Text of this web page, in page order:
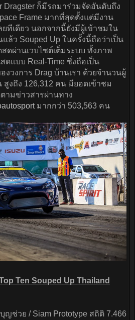
Dragster ก็มีรถมาร่วมจัดอันดับถึง
Frame มากที่สุดตั้งแต่มีงาน
ยทีเดียว นอกจากนี้ยังมีผู้เข้าชมใน
ล้ว Souped Up ในครั้งนี้ถือว่าเป็น
ดผ่านเวบไซต์เต็มระบบ ทั้งภาพ
ดแบบ Real-Time ซึ่งถือเป็น
วงการ Drag บ้านเรา ด้วยจำนวนผู้
สูงถึง 126,312 คน มียอดเข้าชม
ามข่าวสารผ่านทาง
มากกว่า 503,563 คน
Ten Souped Up Thailand
ญช่วย / Siam Prototype สถิติ 7.466